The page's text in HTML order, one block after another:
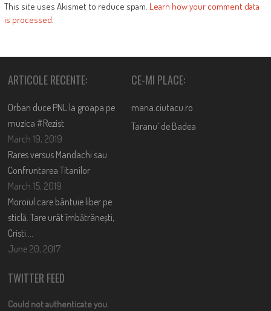
This site uses Akismet to reduce spam. Learn how your comment data
is processed.
ARTICOLE RECENTE:
Orban duce PNL la groapa pe
muzica #Rezist
March 19, 2019
Rares versus Mandachi sau
Confruntarea Titanilor
March 15, 2019
Moroiul care bântuie liber pe
sticlă. Tare urât îmbătrânești,
Cristi….
June 20, 2017
CE-MI PLACE:
mana.ciutacu.ro
Taranu’ de Badea
TWITTER FEED
Could not authenticate you.